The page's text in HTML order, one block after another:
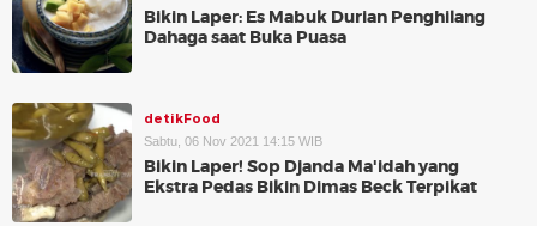
Bikin Laper: Es Mabuk Durian Penghilang
Dahaga saat Buka Puasa
detikFood
Sabtu, 06 Nov 2021 14:15 WIB
Bikin Laper! Sop Djanda Ma'idah yang
Ekstra Pedas Bikin Dimas Beck Terpikat